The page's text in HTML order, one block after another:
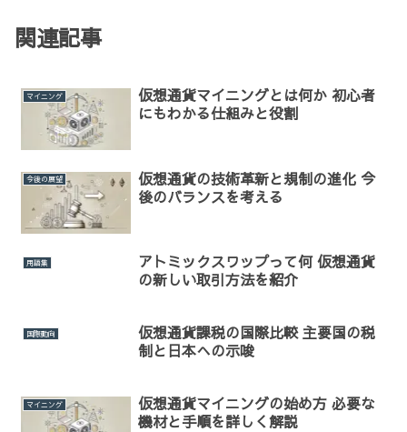
関連記事
マイニング
仮想通貨マイニングとは何か 初心者
にもわかる仕組みと役割
今後の展望
仮想通貨の技術革新と規制の進化 今
後のバランスを考える
用語集
アトミックスワップって何 仮想通貨
の新しい取引方法を紹介
国際動向
仮想通貨課税の国際比較 主要国の税
制と日本への示唆
マイニング
仮想通貨マイニングの始め方 必要な
機材と手順を詳しく解説